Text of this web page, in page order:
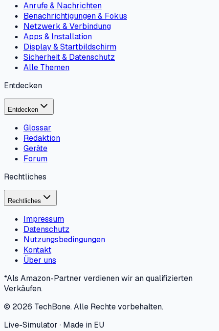
Anrufe & Nachrichten
Benachrichtigungen & Fokus
Netzwerk & Verbindung
Apps & Installation
Display & Startbildschirm
Sicherheit & Datenschutz
Alle Themen
Entdecken
Entdecken
Glossar
Redaktion
Geräte
Forum
Rechtliches
Rechtliches
Impressum
Datenschutz
Nutzungsbedingungen
Kontakt
Über uns
*Als Amazon-Partner verdienen wir an qualifizierten
Verkäufen.
© 2026 TechBone.Alle Rechte vorbehalten.
Live-Simulator · Made in EU